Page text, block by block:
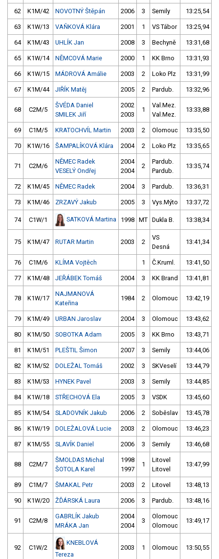
62 K1M/42 NOVOTNÝ Štěpán 2006 3 Semily 13:25,54
63 K1W/13 VAŇKOVÁ Klára 2001 1 VS Tábor 13:25,94
64 K1M/43 UHLÍK Jan 2008 3 Bechyně 13:31,68
65 K1W/14 NĚMCOVÁ Marie 2000 1 KK Brno 13:31,93
66 K1W/15 MÁDROVÁ Amálie 2003 2 Loko Plz 13:31,99
67 K1M/44 JIŘÍK Matěj 2005 2 Pardub. 13:32,96
68 C2M/5
ŠVÉDA Daniel
SMILEK Jiří
2002
2003
1
Val.Mez.
Val.Mez.
13:33,88
69 C1M/5 KRATOCHVÍL Martin 2003 2 Olomouc 13:35,50
70 K1W/16 ŠAMPALÍKOVÁ Klára 2004 2 Loko Plz 13:35,65
71 C2M/6
NĚMEC Radek
VESELÝ Ondřej
2004
2004
2
Pardub.
Pardub.
13:35,74
72 K1M/45 NĚMEC Radek 2004 3 Pardub. 13:36,31
73 K1M/46 ZRZAVÝ Jakub 2005 3 Vys.Mýto 13:37,72
74 C1W/1 SATKOVÁ Martina 1998 MT Dukla B. 13:38,34
75 K1M/47 RUTAR Martin 2003 2
VS
Desná
13:41,34
76 C1M/6 KLÍMA Vojtěch 1 Č.Kruml. 13:41,50
77 K1M/48 JEŘÁBEK Tomáš 2004 3 KK Brand 13:41,81
78 K1W/17
NAJMANOVÁ
Kateřina
1984 2 Olomouc 13:42,19
79 K1M/49 URBAN Jaroslav 2004 3 Olomouc 13:43,62
80 K1M/50 SOBOTKA Adam 2005 3 KK Brno 13:43,71
81 K1M/51 PLEŠTIL Šimon 2007 3 Semily 13:44,06
82 K1M/52 DOLEŽAL Tomáš 2002 3 SKVeselí 13:44,79
83 K1M/53 HYNEK Pavel 2003 3 Semily 13:44,85
84 K1W/18 STŘECHOVÁ Ela 2005 3 VSDK 13:45,60
85 K1M/54 SLADOVNÍK Jakub 2006 2 Soběslav 13:45,78
86 K1W/19 DOLEŽALOVÁ Lucie 2003 2 Olomouc 13:46,23
87 K1M/55 SLAVÍK Daniel 2006 3 Semily 13:46,68
88 C2M/7
ŠMOLDAS Michal
ŠOTOLA Karel
1998
1997
1
Litovel
Litovel
13:47,99
89 C1M/7 ŠMAKAL Petr 2003 2 Litovel 13:48,13
90 K1W/20 ŽĎÁRSKÁ Laura 2006 3 Pardub. 13:48,16
91 C2M/8
GABRLÍK Jakub
MRÁKA Jan
2004
2004
3
Olomouc
Olomouc
13:49,17
92 C1W/2
KNEBLOVÁ
Tereza
2003 1 Olomouc 13:50,55